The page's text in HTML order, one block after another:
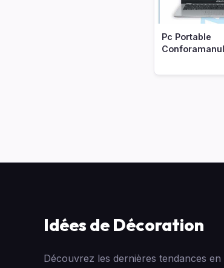
Pc Portable
Idées de Décoration
Découvrez les dernières tendances